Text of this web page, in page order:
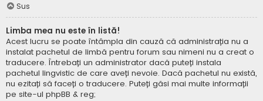
Sus
Limba mea nu este în listă!
Acest lucru se poate întâmpla din cauză că administrația nu a
instalat pachetul de limbă pentru forum sau nimeni nu a creat o
traducere. Întrebați un administrator dacă puteți instala
pachetul lingvistic de care aveți nevoie. Dacă pachetul nu există,
nu ezitați să faceți o traducere. Puteți găsi mai multe informații
pe site-ul phpBB & reg;